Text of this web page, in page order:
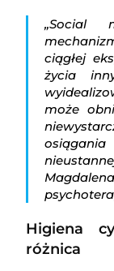
ciągłej
życia
może
Higiena
różnica